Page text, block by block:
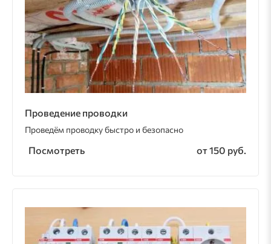
Проведение проводки
Проведём проводку быстро и безопасно
Посмотреть от 150 руб.